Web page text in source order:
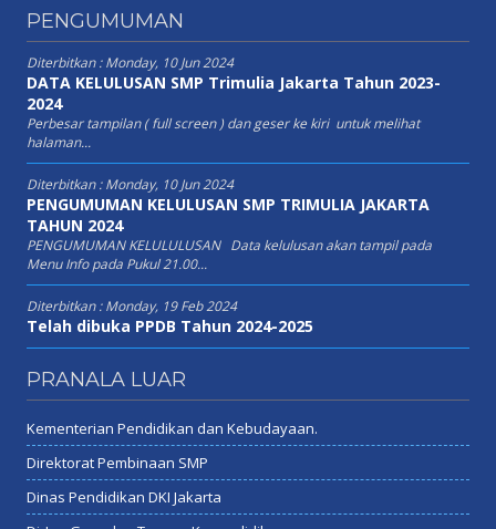
PENGUMUMAN
Diterbitkan :Monday, 10 Jun 2024
DATA KELULUSAN SMP Trimulia Jakarta Tahun 2023-
2024
Perbesar tampilan ( full screen ) dan geser ke kiri untuk melihat
halaman...
Diterbitkan :Monday, 10 Jun 2024
PENGUMUMAN KELULUSAN SMP TRIMULIA JAKARTA
TAHUN 2024
PENGUMUMAN KELULULUSAN Data kelulusan akan tampil pada
Menu Info pada Pukul 21.00...
Diterbitkan :Monday, 19 Feb 2024
Telah dibuka PPDB Tahun 2024-2025
PRANALA LUAR
Kementerian Pendidikan dan Kebudayaan.
Direktorat Pembinaan SMP
Dinas Pendidikan DKI Jakarta